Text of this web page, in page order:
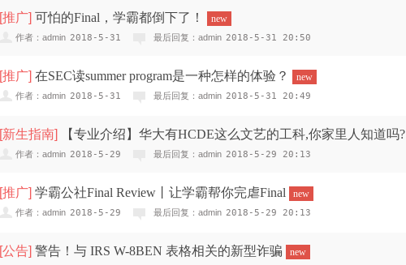
[推广] 可怕的Final，学霸都倒下了！ new
作者：admin 2018-5-31 最后回复：admin 2018-5-31 20:50
[推广] 在SEC读summer program是一种怎样的体验？ new
作者：admin 2018-5-31 最后回复：admin 2018-5-31 20:49
[新生指南] 【专业介绍】华大有HCDE这么文艺的工科,你家里人知道吗?
作者：admin 2018-5-29 最后回复：admin 2018-5-29 20:13
[推广] 学霸公社Final Review丨让学霸帮你完虐Final new
作者：admin 2018-5-29 最后回复：admin 2018-5-29 20:13
[公告] 警告！与 IRS W-8BEN 表格相关的新型诈骗 new